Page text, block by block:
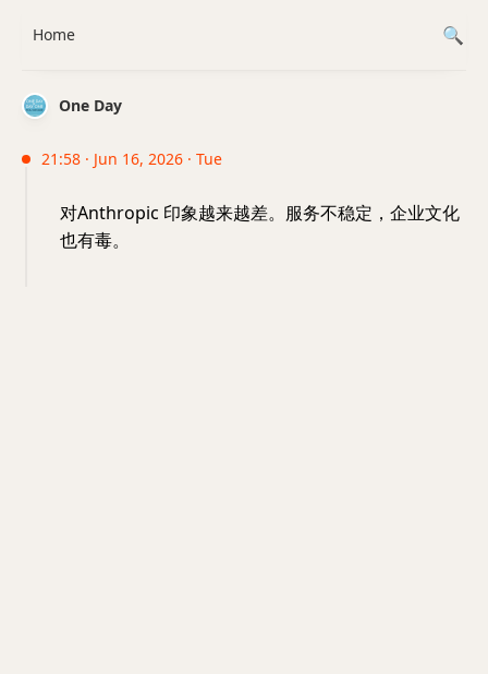
One Day
21:58 · Jun 16, 2026 · Tue
对Anthropic 印象越来越差。服务不稳定，企业文化
也有毒。
Home